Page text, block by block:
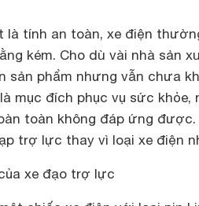
là tính an toàn, xe điện
kém. Cho dù vài nhà sản
sản phẩm nhưng vẫn chưa
mục đích phục vụ sức
toàn không đáp ứng
trợ lực thay vì loại xe điện
xe đạo trợ lực